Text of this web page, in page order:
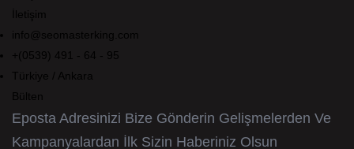
İletişim
info@seomasterking.com
+(0539) 491 - 64 - 95
Türkiye / Ankara
Bülten
Eposta Adresinizi Bize Gönderin Gelişmelerden Ve
Kampanyalardan İlk Sizin Haberiniz Olsun